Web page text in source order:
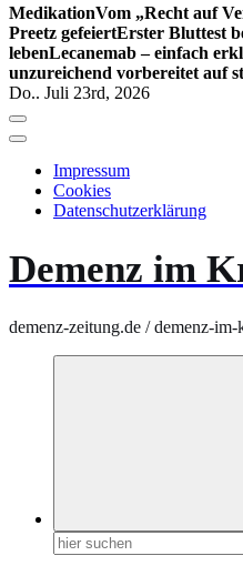
MedikationVom „Recht auf
Preetz gefeiertErster Bluttest
lebenLecanemab – einfach
unzureichend vorbereitet auf
Do.. Juli 23rd, 2026
Impressum
Cookies
Datenschutzerklärung
Demenz im
demenz-zeitung.de / demenz-
Suchen
nach: